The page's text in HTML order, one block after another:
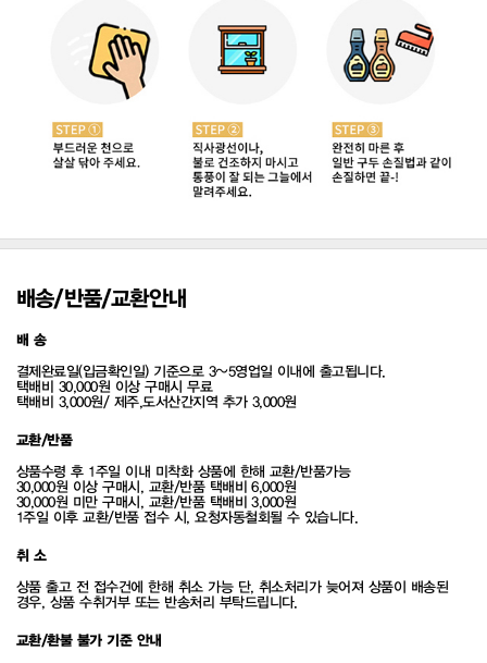
배송/반품/교환안내
배 송
결제완료일(입금확인일) 기준으로 3~5영업일 이내에 출고됩니다.
택배비 30,000원 이상 구매시 무료
택배비 3,000원/ 제주,도서산간지역 추가 3,000원
교환/반품
상품수령 후 1주일 이내 미착화 상품에 한해 교환/반품가능
30,000원 이상 구매시, 교환/반품 택배비 6,000원
30,000원 미만 구매시, 교환/반품 택배비 3,000원
1주일 이후 교환/반품 접수 시, 요청자동철회될 수 있습니다.
취 소
상품 출고 전 접수건에 한해 취소 가능 단, 취소처리가 늦어져 상품이 배송된
경우, 상품 수취거부 또는 반송처리 부탁드립니다.
교환/환불 불가 기준 안내